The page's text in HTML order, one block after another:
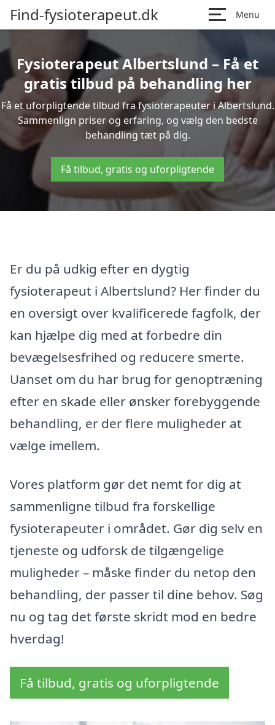
Find-fysioterapeut.dk Menu
Fysioterapeut Albertslund – Få et
gratis tilbud på behandling her
Få et uforpligtende tilbud fra fysioterapeuter i Albertslund.
Sammenlign priser og erfaring, og vælg den bedste
behandling tæt på dig.
Få tilbud, gratis og uforpligtende
Er du på udkig efter en dygtig
fysioterapeut i Albertslund? Her finder du
en oversigt over kvalificerede fagfolk, der
kan hjælpe dig med at forbedre din
bevægelsesfrihed og reducere smerte.
Uanset om du har brug for genoptræning
efter en skade eller ønsker forebyggende
behandling, er der flere muligheder at
vælge imellem.
Vores platform gør det nemt for dig at
sammenligne tilbud fra forskellige
fysioterapeuter i området. Gør dig selv en
tjeneste og udforsk de tilgængelige
muligheder – måske finder du netop den
behandling, der passer til dine behov. Søg
nu og tag det første skridt mod en bedre
hverdag!
Få tilbud, gratis og uforpligtende